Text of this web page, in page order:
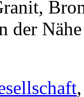
der